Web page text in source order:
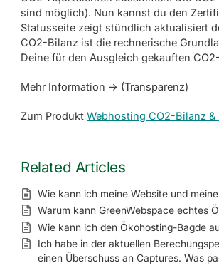
sind möglich). Nun kannst du den
Statusseite zeigt stündlich aktualisiert
CO2-Bilanz ist die rechnerische
Deine für den Ausgleich gekauften
Mehr Information -> (Transparenz)
Zum ProduktWebhosting CO2-Bilanz &
Related Articles
Wie kann ich meine Website und
Warum kann GreenWebspace echtes
Wie kann ich den Ökohosting-Bagde
Ich habe in der aktuellen
einen Überschuss an Captures. Was